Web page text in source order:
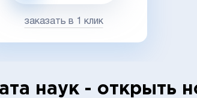
заказать в 1 клик
наук - открыть